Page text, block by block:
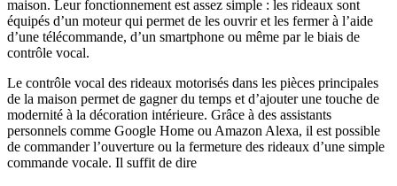
maison. Leur fonctionnement est assez simple : les rideaux sont
équipés d’un moteur qui permet de les ouvrir et les fermer à l’aide
d’une télécommande, d’un smartphone ou même par le biais de
contrôle vocal.
Le contrôle vocal des rideaux motorisés dans les pièces principales
de la maison permet de gagner du temps et d’ajouter une touche de
modernité à la décoration intérieure. Grâce à des assistants
personnels comme Google Home ou Amazon Alexa, il est possible
de commander l’ouverture ou la fermeture des rideaux d’une simple
commande vocale. Il suffit de dire